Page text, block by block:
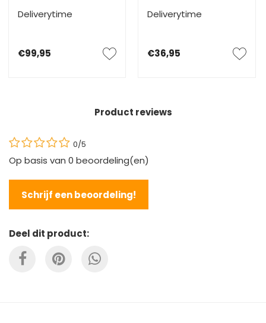
Deliverytime
€99,95
Deliverytime
€36,95
Product reviews
0/5
Op basis van 0 beoordeling(en)
Schrijf een beoordeling!
Deel dit product: